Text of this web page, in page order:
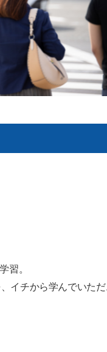
習。
イチから学んでいた